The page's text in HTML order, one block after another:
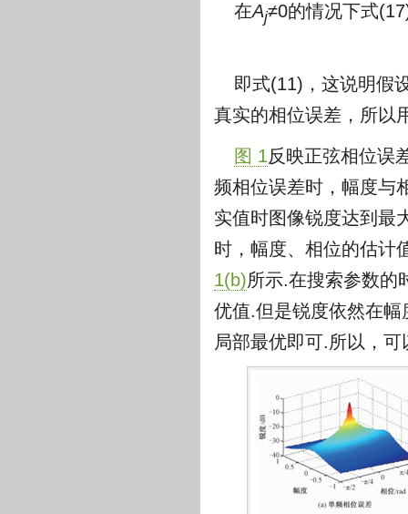
在Aj≠0的情况下式
即式(11)，这说明假
真实的相位误差，所以
图 1反映正弦相位误
频相位误差时，幅度与
实值时图像锐度达到最
时，幅度、相位的估计
1(b)所示.在搜索参数的
优值.但是锐度依然在
局部最优即可.所以，